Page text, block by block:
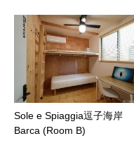
Sole e Spiaggia逗子海岸
Barca (Room B)